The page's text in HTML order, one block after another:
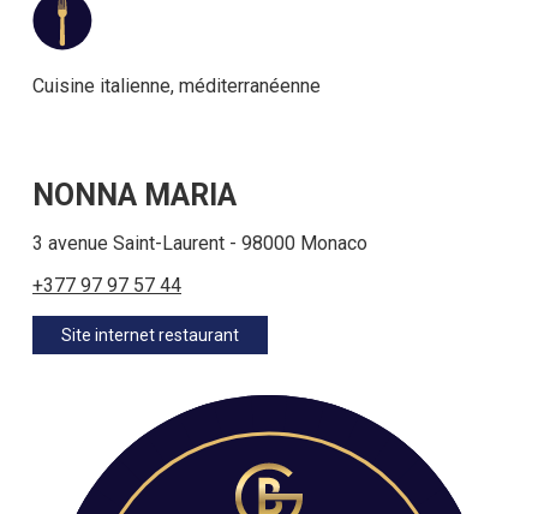
Cuisine italienne, méditerranéenne
NONNA MARIA
3 avenue Saint-Laurent - 98000 Monaco
+377 97 97 57 44
Site internet restaurant